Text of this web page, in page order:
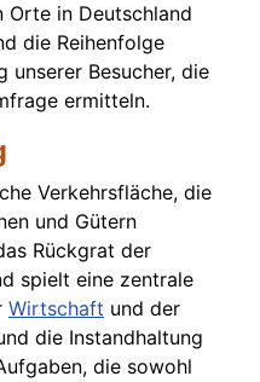
Orte in Deutschland
die Reihenfolge
unserer Besucher, die
ermitteln.
Verkehrsfläche, die
und Gütern
Rückgrat der
spielt eine zentrale
Wirtschaft und der
die Instandhaltung
die sowohl